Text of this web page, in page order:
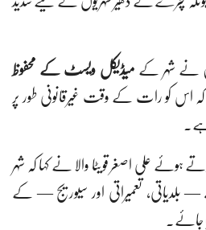
نے شہر کے میڈیکل ویسٹ کے محفوظ
کہ اس کو رات کے وقت غیرقانونی طور پر
ہے۔
ہوئے علی اصغر قویٹا والا نے کہا کہ شہر
تعمیراتی اور سیوریج — کے
جائے۔